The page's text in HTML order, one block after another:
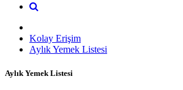
Kolay Erişim
Aylık Yemek Listesi
Aylık Yemek Listesi